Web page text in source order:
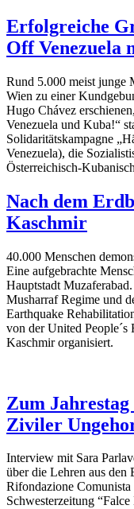
Erfolgreiche
Off Venezuela
Rund 5.000 meist junge
Wien zu einer
Hugo Chávez
Venezuela und Kuba!“
Solidaritätskampagne
Venezuela), die
Österreichisch-
Nach dem
Kaschmir
40.000 Menschen
Eine aufgebrachte
Hauptstadt
Musharraf Regime und
Earthquake
von der United
Kaschmir organisiert.
Zum
Ziviler
Interview mit Sara
über die Lehren aus den
Rifondazione
Schwesterzeitung